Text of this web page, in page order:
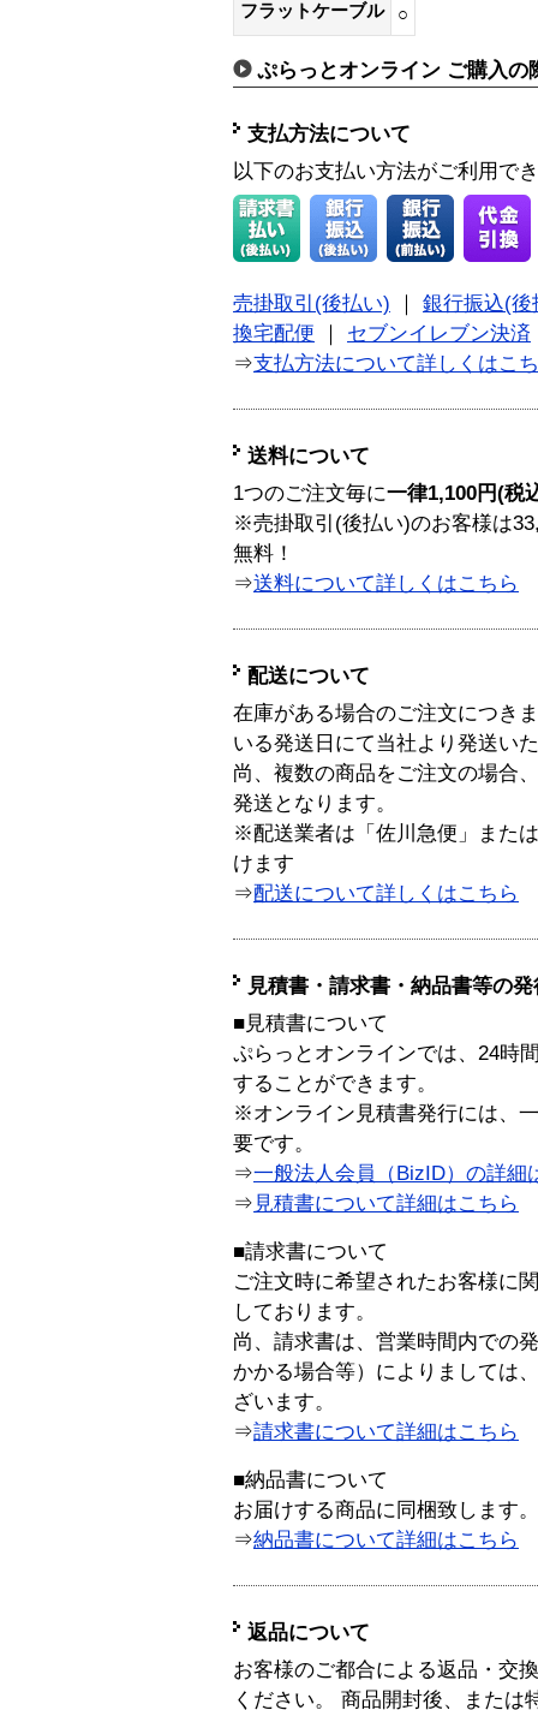
フラットケーブル
○
ぷらっとオンライン ご購入の
支払方法について
以下のお支払い方法がご利用で
売掛取引(後払い) ｜ 銀行振込(後
換宅配便 ｜ セブンイレブン決済
⇒支払方法について詳しくはこ
送料について
1つのご注文毎に一律1,100円(税
※売掛取引(後払い)のお客様は
無料！
⇒送料について詳しくはこちら
配送について
在庫がある場合のご注文につき
いる発送日にて当社より発送い
尚、複数の商品をご注文の場合
発送となります。
※配送業者は「佐川急便」また
けます
⇒配送について詳しくはこちら
見積書・請求書・納品書等の
■見積書について
ぷらっとオンラインでは、24時
することができます。
※オンライン見積書発行には、
要です。
⇒一般法人会員（BizID）の詳細
⇒ 見積書について詳細はこちら
■請求書について
ご注文時に希望されたお客様に
しております。
尚、請求書は、営業時間内での
かかる場合等）によりましては
ざいます。
⇒請求書について詳細はこちら
■納品書について
お届けする商品に同梱致します。
⇒納品書について詳細はこちら
返品について
お客様のご都合による返品・交
ください。 商品開封後、または